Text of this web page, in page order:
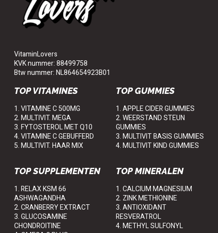
VitaminLovers
KVK nummer: 88499758
Btw nummer: NL864654923B01
TOP VITAMINES
1. VITAMINE C 500MG
2. MULTIVIT. MEGA
3. FYTOSTEROL MET Q10
4. VITAMINE C GEBUFFERD
5. MULTIVIT. HAAR MIX
TOP GUMMIES
1. APPLE CIDER GUMMIES
2. WEERSTAND STEUN
GUMMIES
3. MULTIVIT BASIS GUMMIES
4. MULTIVIT KIND GUMMIES
TOP SUPPLEMENTEN
1. RELAX KSM 66
ASHWAGANDHA
2. CRANBERRY EXTRACT
3. GLUCOSAMINE
CHONDROITINE
TOP MINERALEN
1. CALCIUM MAGNESIUM
2. ZINK METHIONINE
3. ANTIOXIDANT
RESVERATROL
4. METHYL SULFONYL